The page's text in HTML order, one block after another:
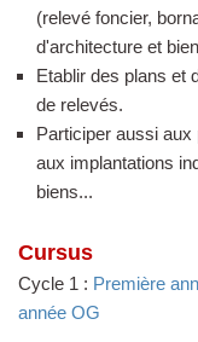
(relevé foncier,
d'architecture et
Etablir des plans et
de relevés.
Participer aussi aux
aux implantations
biens...
Cursus
Cycle 1 : Première
année OG